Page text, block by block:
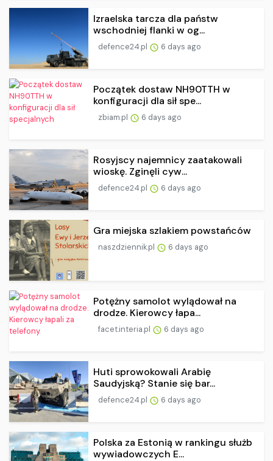
Izraelska tarcza dla państw
wschodniej flanki w og...
defence24.pl 6 days ago
Początek dostaw NH90TTH w
konfiguracji dla sił spe...
zbiam.pl 6 days ago
Rosyjscy najemnicy zaatakowali
wioskę. Zginęli cyw...
defence24.pl 6 days ago
Gra miejska szlakiem powstańców
naszdziennik.pl 6 days ago
Potężny samolot wylądował na
drodze. Kierowcy łapa...
facet.interia.pl 6 days ago
Huti sprowokowali Arabię
Saudyjską? Stanie się bar...
defence24.pl 6 days ago
Polska za Estonią w rankingu służb
wywiadowczych E...